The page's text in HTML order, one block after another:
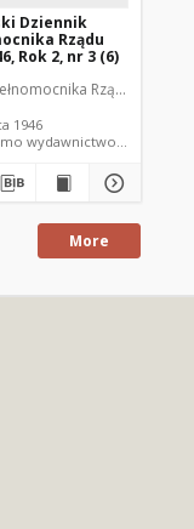
Dziennik
Rządu
Rok 2, nr 3 (6)
Rządu R.P. w
1946
czasopismo wydawnictwo urzędowe
More